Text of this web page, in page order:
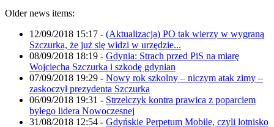
Older news items:
12/09/2018 15:17 - (Aktualizacja) PO tak wierzy w wygraną
Szczurka, że już się widzi w urzędzie...
08/09/2018 18:19 - Gdynia: Strach przed PiS na miarę
Wojciecha Szczurka i szkodę gdynian
07/09/2018 19:29 - Nowy rok szkolny – niczym atak zimy –
zaskoczył prezydenta Szczurka
06/09/2018 19:31 - Strzelczyk kontra prawica z poparciem
byłego lidera Nowoczesnej
31/08/2018 12:54 - Gdyńskie Perpetum Mobile, czyli lotnisko